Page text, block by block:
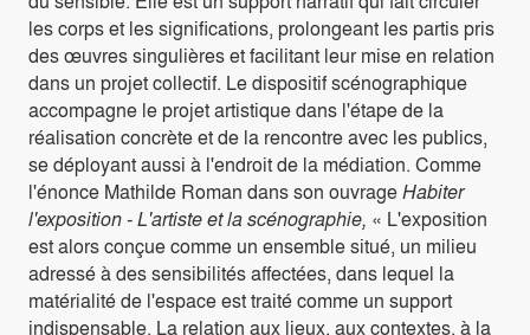
les corps et les significations, prolongeant les partis pris
des œuvres singulières et facilitant leur mise en relation
dans un projet collectif. Le dispositif scénographique
accompagne le projet artistique dans l'étape de la
réalisation concrète et de la rencontre avec les publics,
se déployant aussi à l'endroit de la médiation. Comme
l'énonce Mathilde Roman dans son ouvrageHabiter
l'exposition - L'artiste et la scénographie, « L'exposition
est alors conçue comme un ensemble situé, un milieu
adressé à des sensibilités affectées, dans lequel la
matérialité de l'espace est traité comme un support
indispensable. La relation aux lieux, aux contextes, à la